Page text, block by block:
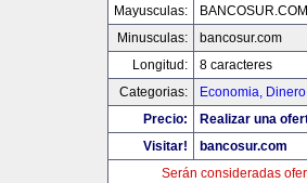
Mayusculas:
BANCOSUR.COM
Minusculas:
bancosur.com
Longitud:
8 caracteres
Categorias:
Economia,
Precio:
Realizar una
Visitar!
bancosur.com
Serán consideradas